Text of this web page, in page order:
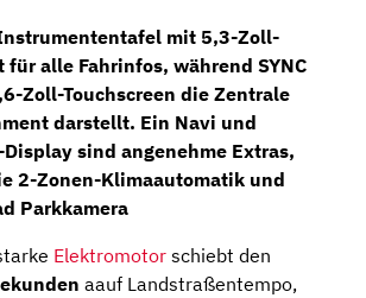
mit 5,3-Zoll-
für alle Fahrinfos, während SYNC
Zoll-Touchscreen die Zentrale
darstellt. Ein Navi und
Displaysind angenehme Extras,
2-Zonen-Klimaautomatik und
Parkkamera
Elektromotor schiebt den
aauf Landstraßentempo,